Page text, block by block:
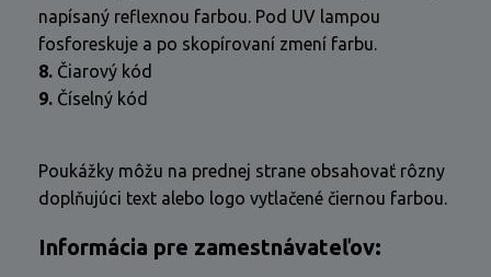
napísaný reflexnou farbou. Pod UV lampou
fosforeskuje a po skopírovaní zmení farbu.
8. Čiarový kód
9. Číselný kód
Poukážky môžu na prednej strane obsahovať rôzny
doplňujúci text alebo logo vytlačené čiernou farbou.
Informácia pre zamestnávateľov: